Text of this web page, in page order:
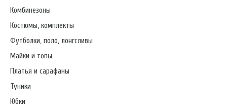
Комбинезоны
Костюмы, комплекты
Футболки, поло, лонгсливы
Майки и топы
Платья и сарафаны
Туники
Юбки